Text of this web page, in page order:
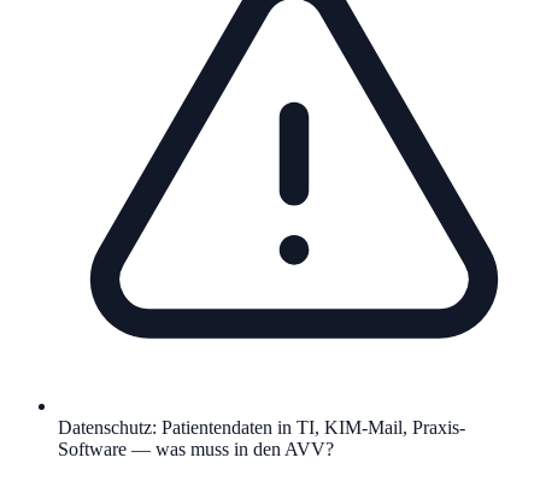
Datenschutz: Patientendaten in TI, KIM-Mail, Praxis-
Software — was muss in den AVV?